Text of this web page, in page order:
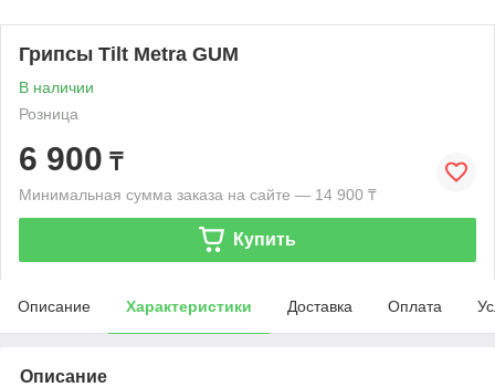
Грипсы Tilt Metra GUM
В наличии
Розница
6 900 ₸
Минимальная сумма заказа на сайте — 14 900 ₸
Купить
Описание Характеристики Доставка Оплата
Описание